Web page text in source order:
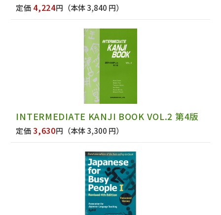
定価 4,224円 （本体 3,840 円）
INTERMEDIATE KANJI BOOK VOL.2 第4版
定価3,630円 （本体 3,300 円）